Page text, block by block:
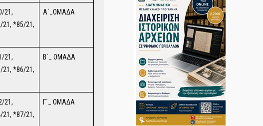
21,
*85/21,
Α΄_ΟΜΑΔΑ
21,
*86/21,
Β΄_ ΟΜΑΔΑ
21,
*87/21,
Γ΄_ ΟΜΑΔΑ